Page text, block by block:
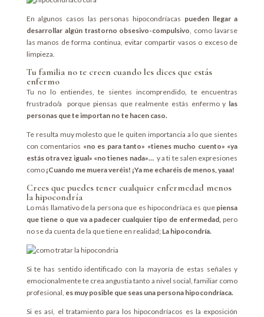
En algunos casos las personas hipocondríacas pueden llegar a
desarrollar algún trastorno obsesivo-compulsivo, como lavarse
las manos de forma continua, evitar compartir vasos o exceso de
limpieza.
Tu familia no te creen cuando les dices que estás
enfermo
Tu no lo entiendes, te sientes incomprendido, te encuentras
frustrado/a porque piensas que realmente estás enfermo y las
personas que te importan no te hacen caso.
Te resulta muy molesto que le quiten importancia a lo que sientes
con comentarios «no es para tanto» «tienes mucho cuento» «ya
estás otra vez igual» «no tienes nada»…y a ti te salen expresiones
como ¡Cuando me muera veréis! ¡Ya me echaréis de menos, yaaa!
Crees que puedes tener cualquier enfermedad menos
la hipocondría
Lo más llamativo de la persona que es hipocondríaca es que piensa
que tiene o que va a padecer cualquier tipo de enfermedad, pero
no se da cuenta de la que tiene en realidad; La hipocondría.
Si te has sentido identificado con la mayoría de estas señales y
emocionalmente te crea angustia tanto a nivel social, familiar como
profesional, es muy posible que seas una persona hipocondríaca.
Si es así, el tratamiento para los hipocondríacos es la exposición